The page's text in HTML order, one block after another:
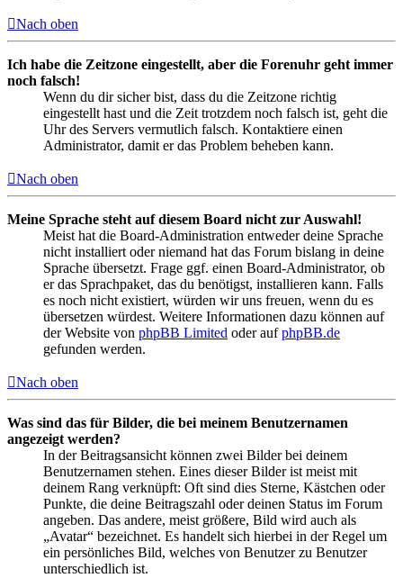
Nach oben
Ich habe die Zeitzone eingestellt, aber die Forenuhr geht immer
noch falsch!
Wenn du dir sicher bist, dass du die Zeitzone richtig
eingestellt hast und die Zeit trotzdem noch falsch ist, geht die
Uhr des Servers vermutlich falsch. Kontaktiere einen
Administrator, damit er das Problem beheben kann.
Nach oben
Meine Sprache steht auf diesem Board nicht zur Auswahl!
Meist hat die Board-Administration entweder deine Sprache
nicht installiert oder niemand hat das Forum bislang in deine
Sprache übersetzt. Frage ggf. einen Board-Administrator, ob
er das Sprachpaket, das du benötigst, installieren kann. Falls
es noch nicht existiert, würden wir uns freuen, wenn du es
übersetzen würdest. Weitere Informationen dazu können auf
der Website von phpBB Limited oder aufphpBB.de
gefunden werden.
Nach oben
Was sind das für Bilder, die bei meinem Benutzernamen
angezeigt werden?
In der Beitragsansicht können zwei Bilder bei deinem
Benutzernamen stehen. Eines dieser Bilder ist meist mit
deinem Rang verknüpft: Oft sind dies Sterne, Kästchen oder
Punkte, die deine Beitragszahl oder deinen Status im Forum
angeben. Das andere, meist größere, Bild wird auch als
„Avatar“ bezeichnet. Es handelt sich hierbei in der Regel um
ein persönliches Bild, welches von Benutzer zu Benutzer
unterschiedlich ist.